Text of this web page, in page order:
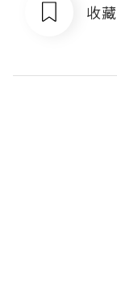
收藏